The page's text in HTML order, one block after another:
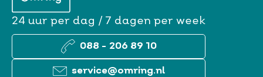
24 uur per dag / 7 dagen per week
088 - 206 89 10
service@omring.nl